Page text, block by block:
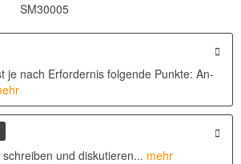
SM30005
je nach Erfordernis folgende Punkte: An-
und diskutieren... mehr